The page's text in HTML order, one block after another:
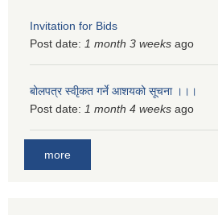
Invitation for Bids
Post date: 1 month 3 weeks ago
बोलपत्र स्वीृकत गर्ने आशयको सूचना ।।।
Post date: 1 month 4 weeks ago
more